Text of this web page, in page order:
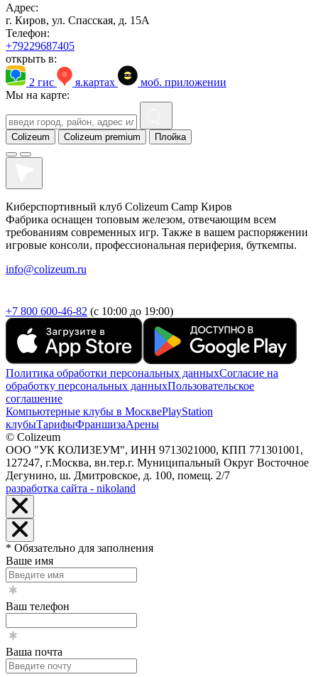
Адрес:
г. Киров, ул. Спасская, д. 15А
Телефон:
+79229687405
открыть в:
2 гис
я.картах
моб. приложении
Мы на карте:
Colizeum Colizeum premium Плойка
Киберспортивный клуб Colizeum Camp Киров
Фабрика оснащен топовым железом, отвечающим всем
требованиям современных игр. Также в вашем распоряжении
игровые консоли, профессиональная периферия, буткемпы.
info@colizeum.ru
+7 800 600-46-82 (с 10:00 до 19:00)
Политика обработки персональных данныхСогласие на
обработку персональных данныхПользовательское
соглашение
Компьютерные клубы в МосквеPlayStation
клубыТарифыФраншизаАрены
© Colizeum
ООО "УК КОЛИЗЕУМ", ИНН 9713021000, КПП 771301001,
127247, г.Москва, вн.тер.г. Муниципальный Округ Восточное
Дегунино, ш. Дмитровское, д. 100, помещ. 2/7
разработка сайта - nikoland
* Обязательно для заполнения
Ваше имя
Ваш телефон
Ваша почта